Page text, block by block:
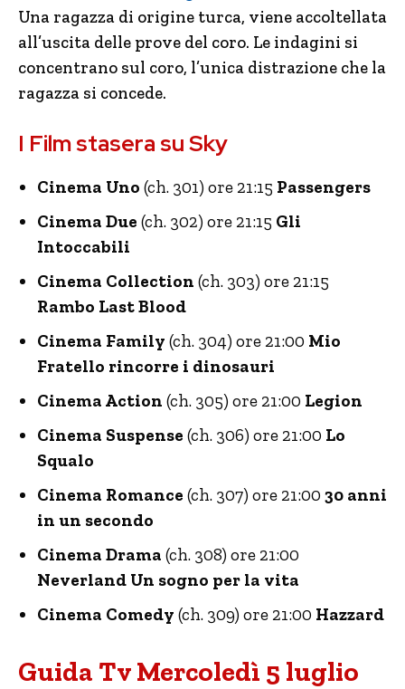
Una ragazza di origine turca, viene accoltellata
all’uscita delle prove del coro. Le indagini si
concentrano sul coro, l’unica distrazione che la
ragazza si concede.
I Film stasera su Sky
Cinema Uno (ch. 301) ore 21:15 Passengers
Cinema Due (ch. 302) ore 21:15 Gli
Intoccabili
Cinema Collection (ch. 303) ore 21:15
Rambo Last Blood
Cinema Family (ch. 304) ore 21:00 Mio
Fratello rincorre i dinosauri
Cinema Action (ch. 305) ore 21:00 Legion
Cinema Suspense (ch. 306) ore 21:00 Lo
Squalo
Cinema Romance (ch. 307) ore 21:00 30 anni
in un secondo
Cinema Drama (ch. 308) ore 21:00
Neverland Un sogno per la vita
Cinema Comedy (ch. 309) ore 21:00 Hazzard
Guida Tv Mercoledì 5 luglio